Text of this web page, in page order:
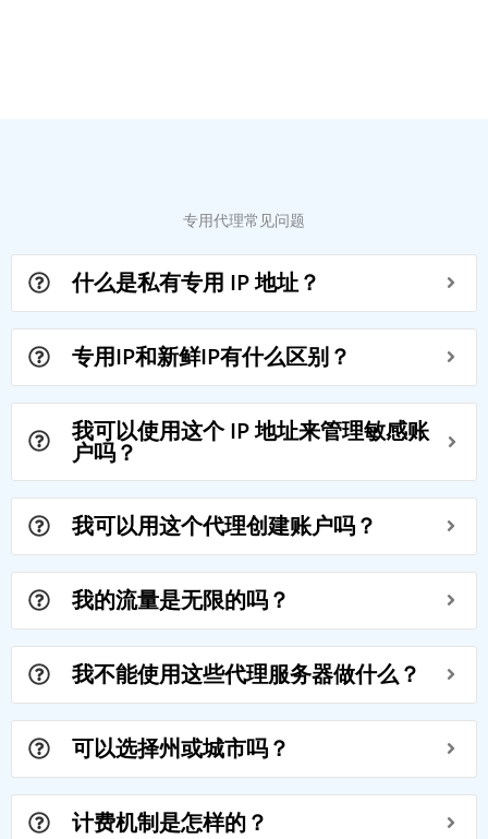
专用代理常见问题
什么是私有专用 IP 地址？
专用IP和新鲜IP有什么区别？
我可以使用这个 IP 地址来管理敏感账
户吗？
我可以用这个代理创建账户吗？
我的流量是无限的吗？
我不能使用这些代理服务器做什么？
可以选择州或城市吗？
计费机制是怎样的？